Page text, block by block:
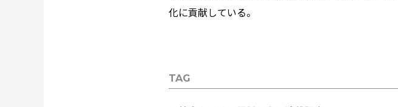
化に貢献している。
TAG